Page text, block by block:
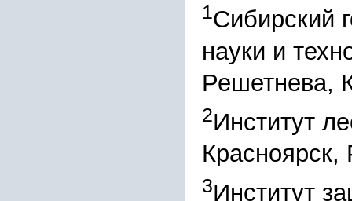
1Сибирский
науки и
Решетнева,
2Институт
Красноярск,
3Институт